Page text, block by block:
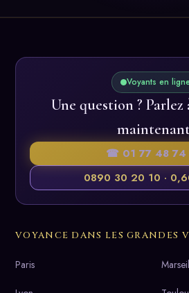
Voyants en
Une question ?
☎ 01 77 48 74
0890 30 20 10 ·
VOYANCE DANS LES GRANDES
Paris